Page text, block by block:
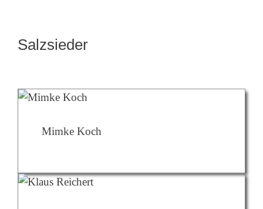
Salzsieder
Mimke Koch